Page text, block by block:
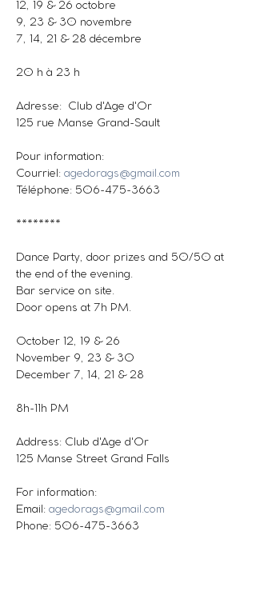
12, 19 & 26 octobre
9, 23 & 30 novembre
7, 14, 21 & 28 décembre
20 h à 23 h
Adresse:  Club d'Age d'Or
125 rue Manse Grand-Sault
Pour information:
Courriel: agedorags@gmail.com
Téléphone: 506-475-3663
********
Dance Party, door prizes and 50/50 at
the end of the evening.
Bar service on site.
Door opens at 7h PM.
October 12, 19 & 26
November 9, 23 & 30
December 7, 14, 21 & 28
8h-11h PM
Address: Club d'Age d'Or
125 Manse Street Grand Falls
For information:
Email: agedorags@gmail.com
Phone: 506-475-3663